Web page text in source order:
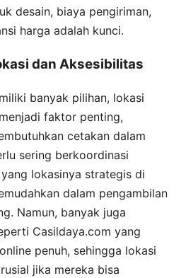
desain, biaya pengiriman,
harga adalah kunci.
dan Aksesibilitas
banyak pilihan, lokasi
faktor penting,
cetakan dalam
sering berkoordinasi
lokasinya strategis di
dalam pengambilan
Namun, banyak juga
Casildaya.com yang
penuh, sehingga lokasi
jika mereka bisa